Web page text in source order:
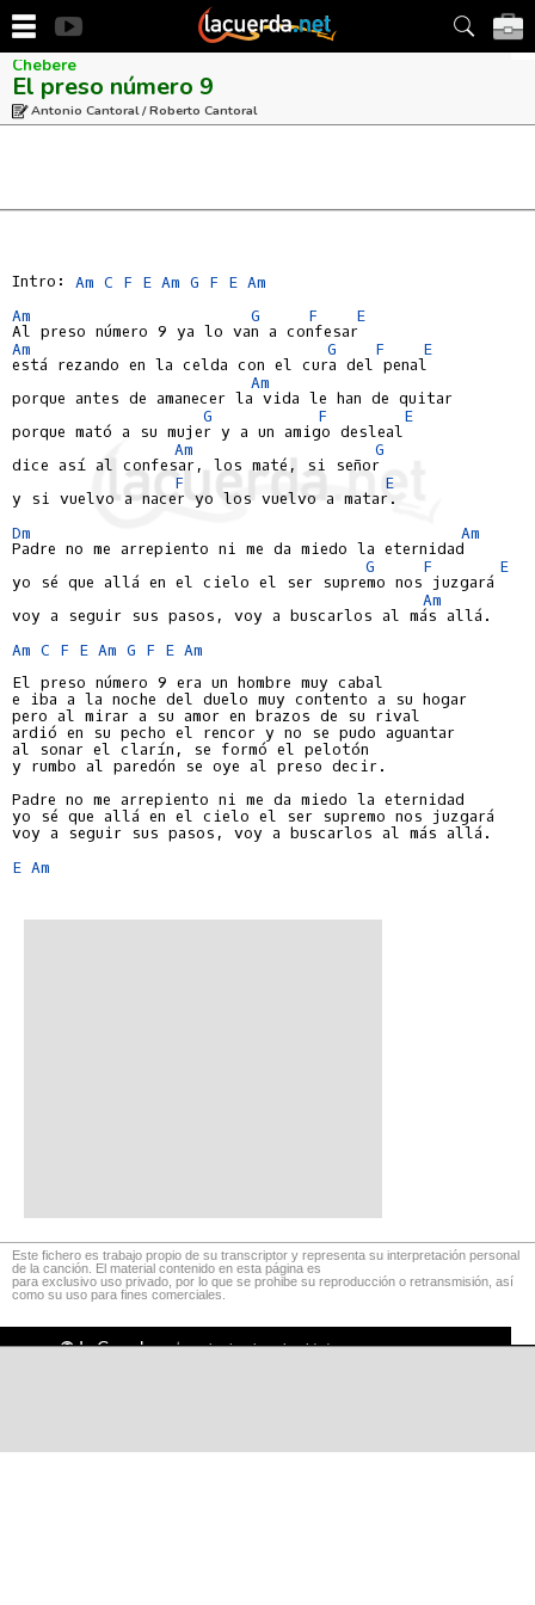
Chebere
El preso número 9
Antonio Cantoral / Roberto Cantoral
Intro: Am C F E Am G F E Am
Am
G F
E
Am
G F
E
está rezando en la celda con el cura del penal
Am
porque antes de amanecer la vida le han de quitar
G
F
E
porque mató a su mujer y a un amigo desleal
Am
G
dice así al confesar, los maté, si señor
F
E
y si vuelvo a nacer yo los vuelvo a matar.
Dm
Am
Padre no me arrepiento ni me da miedo la eternidad
G
F
E
yo sé que allá en el cielo el ser supremo nos juzgará
Am
voy a seguir sus pasos, voy a buscarlos al más allá.
Am C F E Am G F E Am
El preso número 9 era un hombre muy cabal
e iba a la noche del duelo muy contento a su hogar
pero al mirar a su amor en brazos de su rival
ardió en su pecho el rencor y no se pudo aguantar
al sonar el clarín, se formó el pelotón
y rumbo al paredón se oye al preso decir.
Padre no me arrepiento ni me da miedo la eternidad
yo sé que allá en el cielo el ser supremo nos juzgará
voy a seguir sus pasos, voy a buscarlos al más allá.
E Am
Este fichero es trabajo propio de su transcriptor y representa su interpretación personal
de la canción. El material contenido en esta página es
para exclusivo uso privado, por lo que se prohibe su reproducción o retransmisión, así
como su uso para fines comerciales.
©LaCuerda.net·aviso legal·privacidad·contacto